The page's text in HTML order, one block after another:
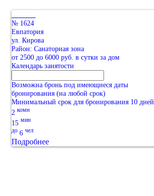
№ 1624
Евпатория
ул. Кирова
Район: Санаторная зона
от 2500 до 6000 руб. в сутки за дом
Календарь занятости
Возможна бронь под имеющиеся даты
бронирования (на любой срок)
Минимальный срок для бронирования 10 дней
2 комн
15 мин
до 6 чел
Подробнее